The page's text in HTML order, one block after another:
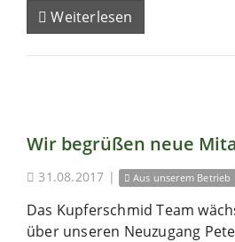
Weiterlesen
Wir begrüßen neue
31.08.2017 | Aus unserem Betrieb
Das Kupferschmid Team
über unseren Neuzugang